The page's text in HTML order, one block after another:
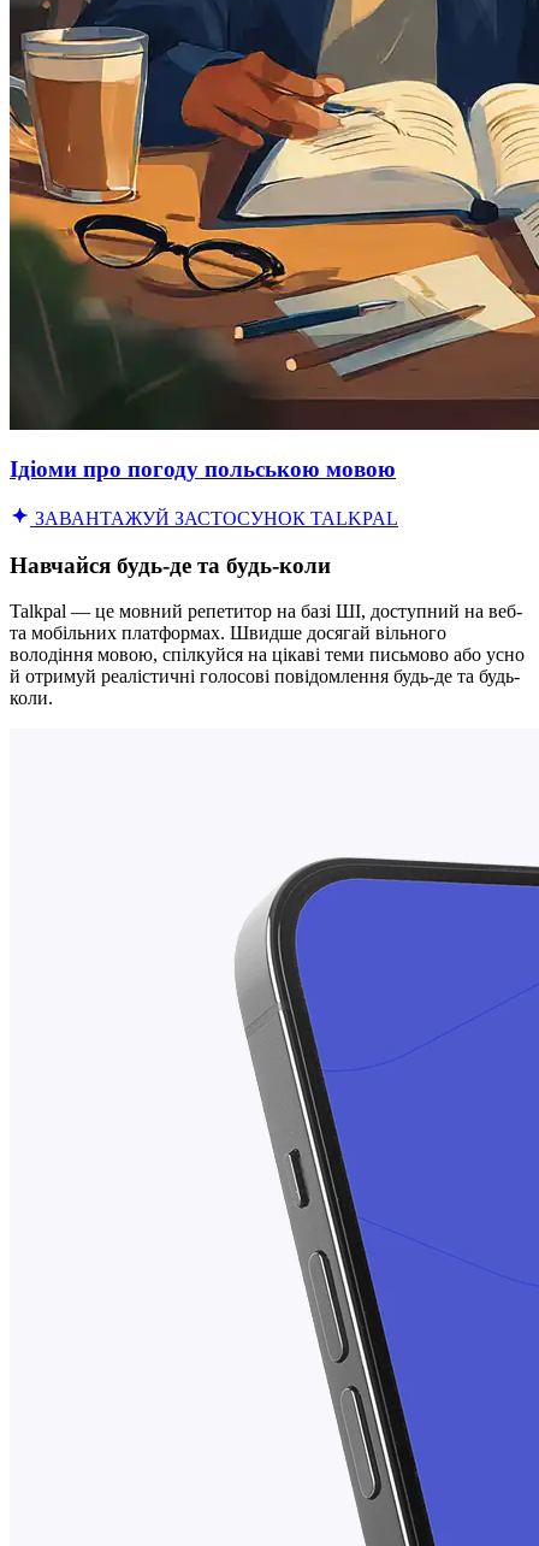
Ідіоми про погоду польською мовою
ЗАВАНТАЖУЙ ЗАСТОСУНОК TALKPAL
Навчайся будь-де та будь-коли
Talkpal — це мовний репетитор на базі ШІ, доступний на веб-
та мобільних платформах. Швидше досягай вільного
володіння мовою, спілкуйся на цікаві теми письмово або усно
й отримуй реалістичні голосові повідомлення будь-де та будь-
коли.